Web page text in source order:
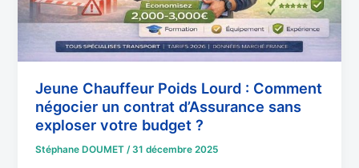
Jeune Chauffeur Poids Lourd : Comment
négocier un contrat d’Assurance sans
exploser votre budget ?
Stéphane DOUMET/ 31 décembre 2025
contrat
d’Assurance
sans
votre
budget
?